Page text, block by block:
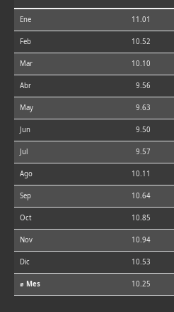
Ene 11.01
Feb 10.52
Mar 10.10
Abr 9.56
May 9.63
Jun 9.50
Jul 9.57
Ago 10.11
Sep 10.64
Oct 10.85
Nov 10.94
Dic 10.53
⌀ Mes 10.25